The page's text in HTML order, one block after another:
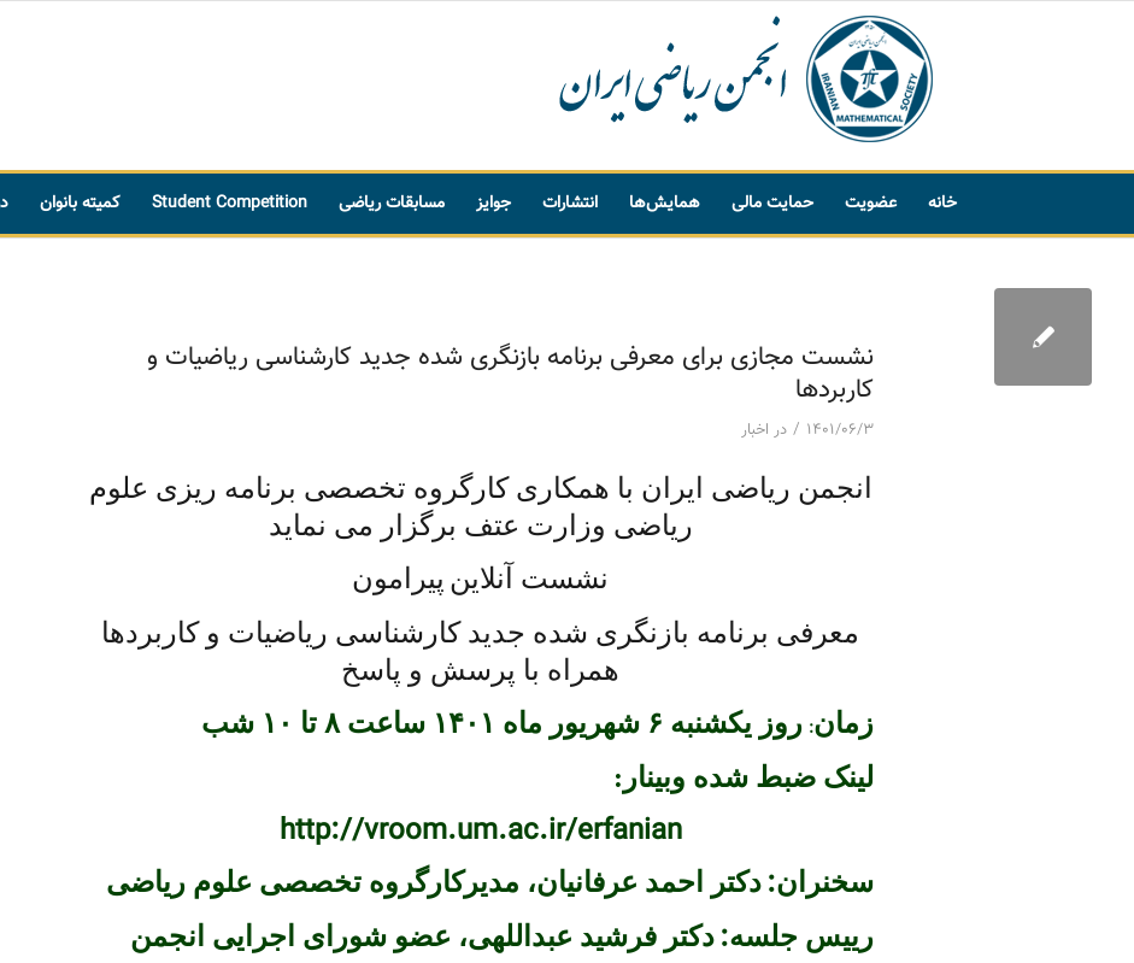
خانه عضویت حمایت مالی همایش‌ها انتشارات جوایز مسابقات ریاضی Student Competition کمیته بانوان
نشست مجازی برای معرفی برنامه بازنگری شده جدید کارشناسی ریاضیات و
کاربردها
۱۴۰۱/۰۶/۳ / در اخبار
انجمن ریاضی ایران با همکاری کارگروه تخصصی برنامه ریزی علوم
ریاضی وزارت عتف برگزار می نماید
نشست آنلاین پیرامون
معرفی برنامه بازنگری شده جدید کارشناسی ریاضیات و کاربردها
همراه با پرسش و پاسخ
زمان: روز یکشنبه ۶ شهریور ماه ۱۴۰۱ ساعت ۸ تا ۱۰ شب
لینک ضبط شده وبینار:
http://vroom.um.ac.ir/erfanian
سخنران: دکتر احمد عرفانیان، مدیرکارگروه تخصصی علوم ریاضی
رییس جلسه: دکتر فرشید عبداللهی، عضو شورای اجرایی انجمن